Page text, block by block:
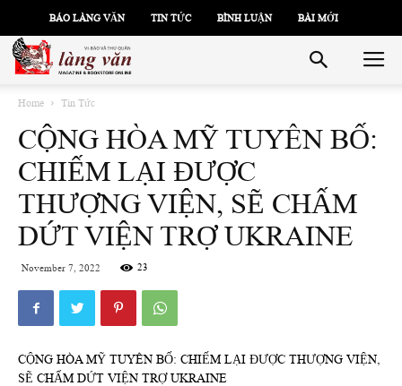
BÁO LÀNG VĂN TIN TỨC BÌNH LUẬN BÀI MỚI
Home Tin Tức
CỘNG HÒA MỸ TUYÊN BỐ:
CHIẾM LẠI ĐƯỢC
THƯỢNG VIỆN, SẼ CHẤM
DỨT VIỆN TRỢ UKRAINE
November 7, 2022 23
CỘNG HÒA MỸ TUYÊN BỐ: CHIẾM LẠI ĐƯỢC THƯỢNG VIỆN,
SẼ CHẤM DỨT VIỆN TRỢ UKRAINE